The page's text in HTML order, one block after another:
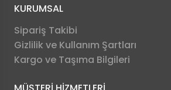
KURUMSAL
Sipariş Takibi
Gizlilik ve Kullanım Şartları
Kargo ve Taşıma Bilgileri